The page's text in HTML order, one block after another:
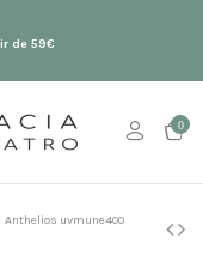
de 59€
0
Anthelios uvmune400